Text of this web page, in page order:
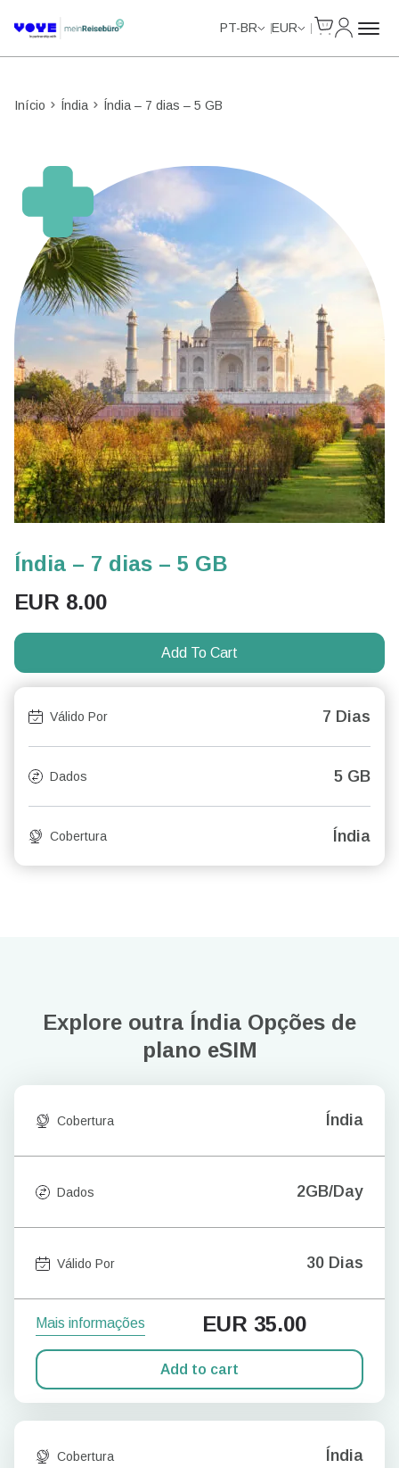
PT-BR EUR
Início Índia Índia – 7 dias – 5 GB
Índia – 7 dias – 5 GB
EUR 8.00
Add To Cart
Válido Por 7 Dias
Dados 5 GB
Cobertura Índia
Explore outra Índia Opções de
plano eSIM
Cobertura Índia
Dados 2GB/Day
Válido Por 30 Dias
Mais informações EUR 35.00
Add to cart
Cobertura Índia